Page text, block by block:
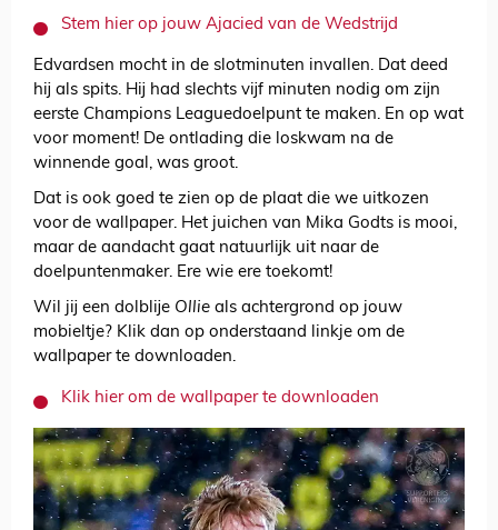
Stem hier op jouw Ajacied van de Wedstrijd
Edvardsen mocht in de slotminuten invallen. Dat deed
hij als spits. Hij had slechts vijf minuten nodig om zijn
eerste Champions Leaguedoelpunt te maken. En op wat
voor moment! De ontlading die loskwam na de
winnende goal, was groot.
Dat is ook goed te zien op de plaat die we uitkozen
voor de wallpaper. Het juichen van Mika Godts is mooi,
maar de aandacht gaat natuurlijk uit naar de
doelpuntenmaker. Ere wie ere toekomt!
Wil jij een dolblije Ollie als achtergrond op jouw
mobieltje? Klik dan op onderstaand linkje om de
wallpaper te downloaden.
Klik hier om de wallpaper te downloaden